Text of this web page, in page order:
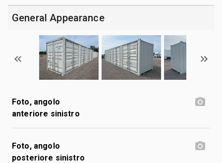
General Appearance
Foto, angolo
anteriore sinistro
Foto, angolo
posteriore sinistro